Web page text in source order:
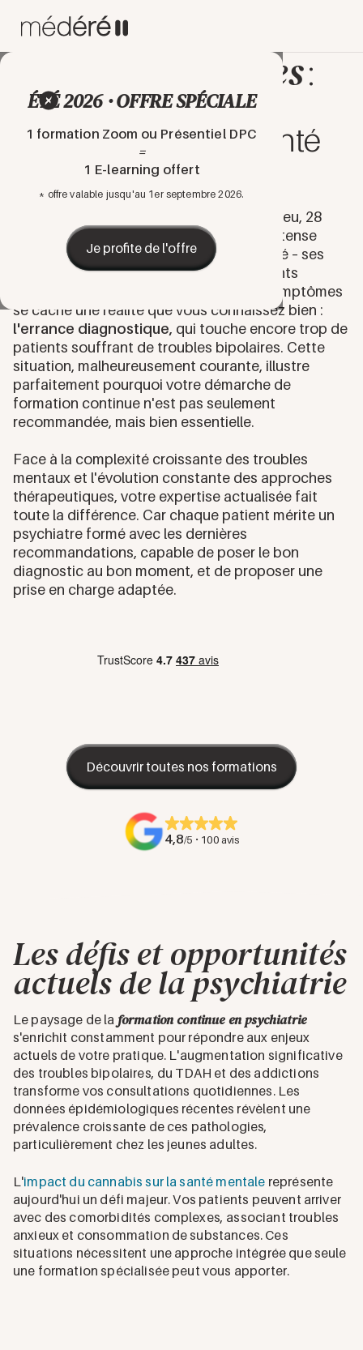
ÉTÉ 2026 · OFFRE SPÉCIALE
1 formation Zoom ou Présentiel DPC
=
1 E-learning offert
* offre valable jusqu'au 1er septembre 2026.
Je profite de l'offre
Nos formations
psychiatres:
l'excellence et
l'innovation en santé
mentale
Lors de l'une de vos consultations, Mathieu, 28
ans, évoque des épisodes de tristesse intense
alternant avec des phases d'hyperactivité – ses
proches décrivent même des changements
radicaux de personnalité. Derrière ces symptômes
se cache une réalité que vous connaissez bien :
l'errance diagnostique, qui touche encore trop de
patients souffrant de troubles bipolaires. Cette
situation, malheureusement courante, illustre
parfaitement pourquoi votre démarche de
formation continue n'est pas seulement
recommandée, mais bien essentielle.
Face à la complexité croissante des troubles
mentaux et l'évolution constante des approches
thérapeutiques, votre expertise actualisée fait
toute la différence. Car chaque patient mérite un
psychiatre formé avec les dernières
recommandations, capable de poser le bon
diagnostic au bon moment, et de proposer une
prise en charge adaptée.
Découvrir toutes nos formations
4,8/5 · 100 avis
Les défis et opportunités
actuels de la psychiatrie
Le paysage de la formation continue en psychiatrie
s'enrichit constamment pour répondre aux enjeux
actuels de votre pratique. L'augmentation significative
des troubles bipolaires, du TDAH et des addictions
transforme vos consultations quotidiennes. Les
données épidémiologiques récentes révèlent une
prévalence croissante de ces pathologies,
particulièrement chez les jeunes adultes.
L'impact du cannabis sur la santé mentale représente
aujourd'hui un défi majeur. Vos patients peuvent arriver
avec des comorbidités complexes, associant troubles
anxieux et consommation de substances. Ces
situations nécessitent une approche intégrée que seule
une formation spécialisée peut vous apporter.